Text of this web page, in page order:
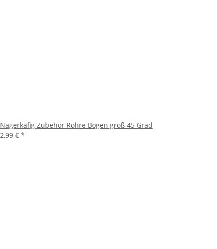
Nagerkäfig Zubehör Röhre Bogen groß 45 Grad
2,99 € *